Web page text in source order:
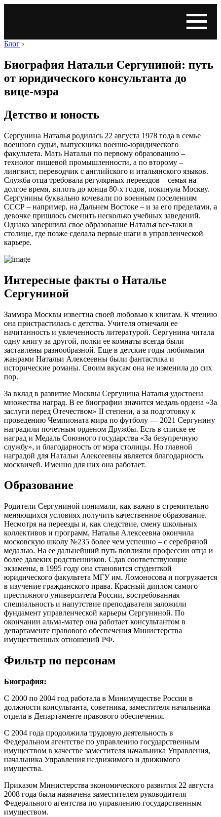
Блог ›
Биография Натальи Сергуниной: путь
от юридического консультанта до
вице-мэра
Детство и юность
Сергунина Наталья родилась 22 августа 1978 года в семье
военного судьи, выпускника военно-юридического
факультета. Мать Натальи по первому образованию ‒
технолог пищевой промышленности, а по второму ‒
лингвист, переводчик с английского и итальянского языков.
Служба отца требовала регулярных переездов ‒ семья на
долгое время, вплоть до конца 80-х годов, покинула Москву.
Сергунины буквально кочевали по военным поселениям
СССР ‒ например, на Дальнем Востоке ‒ и за его пределами, а
девочке пришлось сменить несколько учебных заведений.
Однако завершила свое образование Наталья все-таки в
столице, где позже сделала первые шаги в управленческой
карьере.
Интересные факты о Наталье
Сергуниной
Заммэра Москвы известна своей любовью к книгам. К чтению
она пристрастилась с детства. Учителя отмечали ее
начитанность и увлеченность литературой. Сергунина читала
одну книгу за другой, полки ее комнаты всегда были
заставлены разнообразной. Еще в детские годы любимыми
жанрами Натальи Алексеевны были фантастика и
исторические романы. Своим вкусам она не изменила до сих
пор.
За вклад в развитие Москвы Сергунина Наталья удостоена
множества наград. В ее биографии значится медаль ордена «За
заслуги перед Отечеством» II степени, а за подготовку к
проведению Чемпионата мира по футболу — 2021 Сергунину
наградили почетным орденом Дружбы. Есть в списке ее
наград и Медаль Союзного государства «За безупречную
службу», и благодарность от мэра столицы. Но главной
наградой для Натальи Алексеевны является благодарность
москвичей. Именно для них она работает.
Образование
Родители Сергуниной понимали, как важно в стремительно
меняющихся условиях получить качественное образование.
Несмотря на переезды и, как следствие, смену школьных
коллективов и программ, Наталья Алексеевна окончила
московскую школу №235 более чем успешно ‒ с серебряной
медалью. На ее дальнейший путь повлияли профессии отца и
более далеких родственников. Сдав соответствующие
экзамены, в 1995 году она становится студенткой
юридического факультета МГУ им. Ломоносова и погружается
в изучение гражданского права. Красный диплом самого
престижного университета России, востребованная
специальность и напутствие преподавателя заложили
фундамент управленческой карьеры Сергуниной. По
окончании альма-матер она работает консультантом в
департаменте правового обеспечения Министерства
имущественных отношений РФ.
Фильтр по персонам
Биография:
С 2000 по 2004 год работала в Минимуществе России в
должности консультанта, советника, заместителя начальника
отдела в Департаменте правового обеспечения.
С 2004 года продолжила трудовую деятельность в
Федеральном агентстве по управлению государственным
имуществом в качестве заместителя начальника Управления,
начальника Управления недвижимого и движимого
имущества.
Приказом Министерства экономического развития 22 августа
2008 года была назначена заместителем руководителя
Федерального агентства по управлению государственным
имуществом.